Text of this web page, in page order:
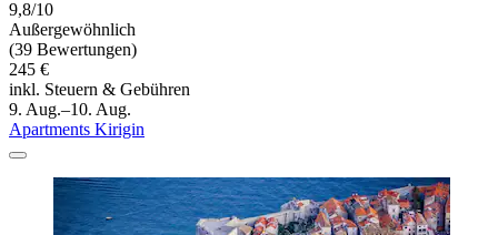
9,8/10
Außergewöhnlich
(39 Bewertungen)
245 €
inkl. Steuern & Gebühren
9. Aug.–10. Aug.
Apartments Kirigin